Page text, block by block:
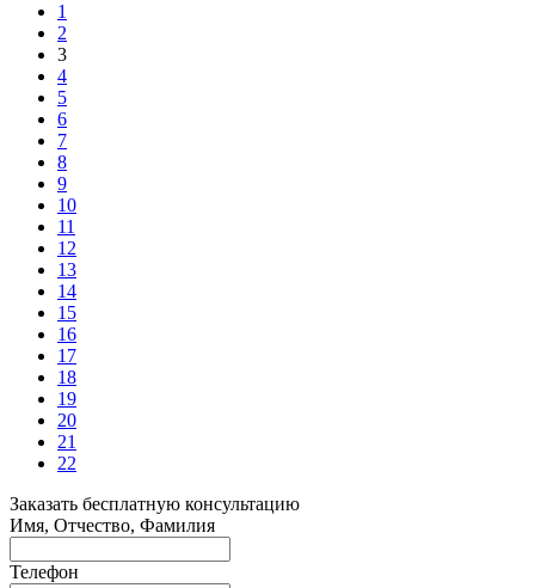
1
2
3
4
5
6
7
8
9
10
11
12
13
14
15
16
17
18
19
20
21
22
Заказать бесплатную консультацию
Имя, Отчество, Фамилия
Телефон